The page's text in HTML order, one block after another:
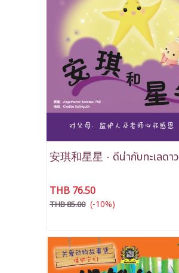
安琪和星星 - ดีน่ากับทะเลดาว
THB 76.50
THB 85.00 (-10%)